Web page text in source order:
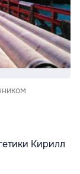
Кирилл